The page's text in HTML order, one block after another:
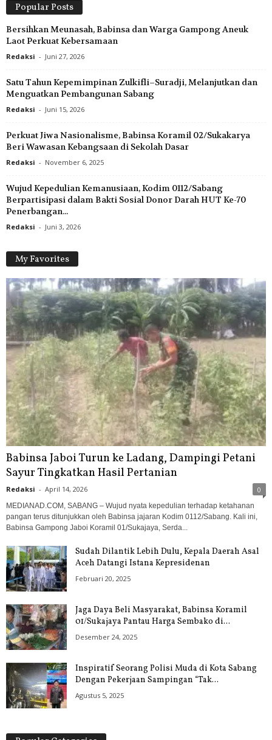
Popular Posts
Bersihkan Meunasah, Babinsa dan Warga Gampong Aneuk
Laot Perkuat Kebersamaan
Redaksi - Juni 27, 2026
Satu Tahun Kepemimpinan Zulkifli–Suradji, Melanjutkan dan
Menguatkan Pembangunan Sabang
Redaksi - Juni 15, 2026
Perkuat Jiwa Nasionalisme, Babinsa Koramil 02/Sukakarya
Beri Wawasan Kebangsaan di Sekolah Dasar
Redaksi - November 6, 2025
Wujud Kepedulian Kemanusiaan, Kodim 0112/Sabang
Berpartisipasi dalam Bakti Sosial Donor Darah HUT Ke-70
Penerbangan...
Redaksi - Juni 3, 2026
My Favorites
Babinsa Jaboi Turun ke Ladang, Dampingi Petani
Sayur Tingkatkan Hasil Pertanian
Redaksi - April 14, 2026 0
MEDIANAD.COM, SABANG – Wujud nyata kepedulian terhadap ketahanan
pangan terus ditunjukkan oleh Babinsa jajaran Kodim 0112/Sabang. Kali ini,
Babinsa Gampong Jaboi Koramil 01/Sukajaya, Serda...
Sudah Dilantik Lebih Dulu, Kepala Daerah Asal
Aceh Datangi Istana Kepresidenan
Februari 20, 2025
Jaga Daya Beli Masyarakat, Babinsa Koramil
01/Sukajaya Pantau Harga Sembako di...
Desember 24, 2025
Inspiratif Seorang Polisi Muda di Kota Sabang
Dengan Pekerjaan Sampingan “Tak...
Agustus 5, 2025